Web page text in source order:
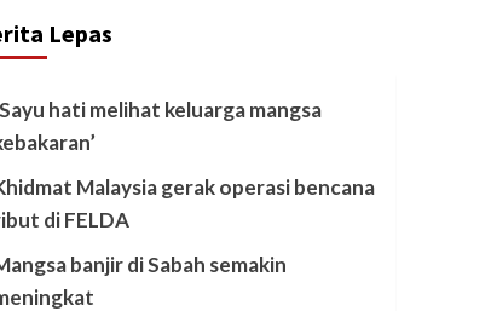
Lepas
hati melihat keluarga mangsa
Malaysia gerak operasi bencana
di FELDA
banjir di Sabah semakin